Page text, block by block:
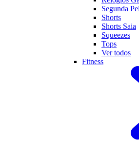
Segunda
Shorts
Shorts Saia
Squeezes
Tops
Ver todos
Fitness